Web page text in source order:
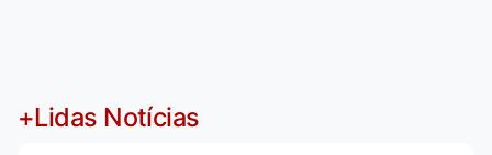
+Lidas Notícias